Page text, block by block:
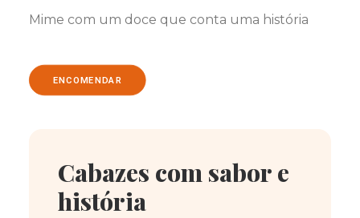
Mime com um doce que conta uma história
ENCOMENDAR
Cabazes com sabor e
história